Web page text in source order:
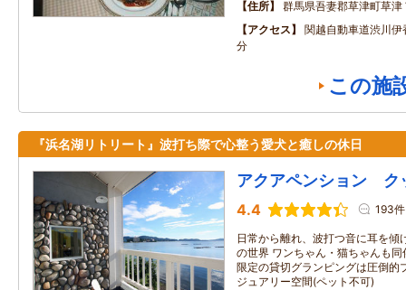
住所
群馬県吾妻郡草津町草津
アクセス
関越自動車道渋川
分
この施
『浜名湖リトリート』波打ち際で心整う愛犬と癒しの休日
アクアペンション ク
4.4 193件
日常から離れ、波打つ音に耳を傾
の世界 ワンちゃん・猫ちゃんも
限定の貸切グランピングは圧倒的
ジュアリー空間(ペット不可)